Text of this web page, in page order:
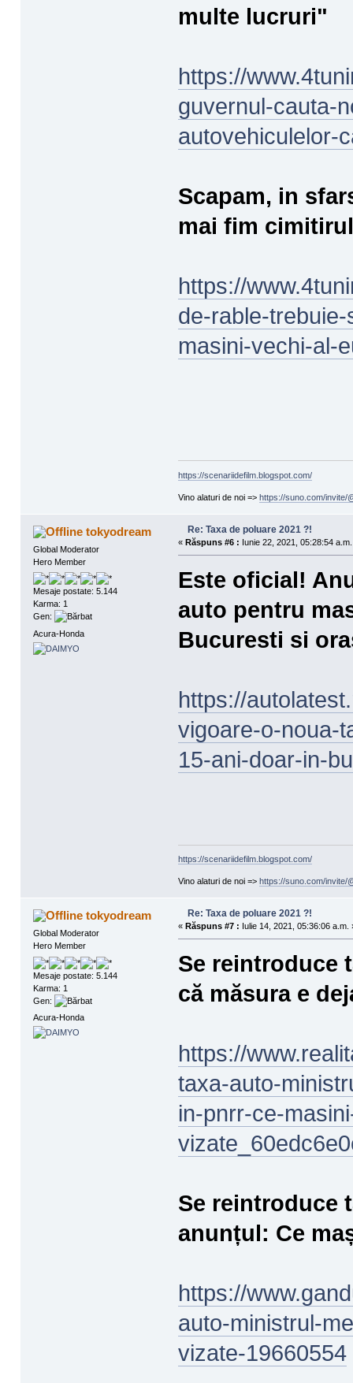
multe lucruri"
https://
guvernul-cauta-
autovehiculelor-
Scapam, in
mai fim
https://
de-rable-
masini-vechi-al-
https://scenariidefilm.blogspot.com/
Vino alaturi de noi => https://suno.com/invite/
tokyodream
Global Moderator
Hero Member
Mesaje postate: 5.144
Karma: 1
Gen:
Acura-Honda
Re: Taxa de poluare 2021 ?!
« Răspuns #6 : Iunie 22, 2021, 05:28:54
Este oficial!
auto pentru
Bucuresti si
https://
vigoare-o-noua-
15-ani-doar-in-
https://scenariidefilm.blogspot.com/
Vino alaturi de noi => https://suno.com/invite/
tokyodream
Global Moderator
Hero Member
Mesaje postate: 5.144
Karma: 1
Gen:
Acura-Honda
Re: Taxa de poluare 2021 ?!
« Răspuns #7 : Iulie 14, 2021, 05:36:06 a.m.
Se reintroduce
că măsura e
https://
taxa-auto-
in-pnrr-ce-
Se reintroduce
anunțul: Ce
https://
auto-ministrul-
vizate-19660554